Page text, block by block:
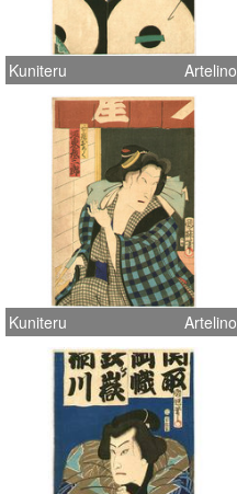
Kuniteru Artelino
Kuniteru Artelino